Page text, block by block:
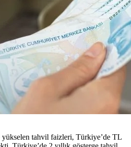
tahvil faizleri, Türkiye’de TL